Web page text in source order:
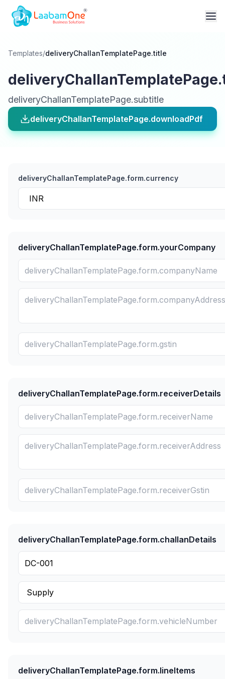
Templates/deliveryChallanTemplatePage.title
deliveryChallanTemplatePage.subtitle
deliveryChallanTemplatePage.downloadPdf
deliveryChallanTemplatePage.form.currency
deliveryChallanTemplatePage.form.yourCompany
deliveryChallanTemplatePage.form.receiverDetails
deliveryChallanTemplatePage.form.challanDetails
deliveryChallanTemplatePage.form.lineItems